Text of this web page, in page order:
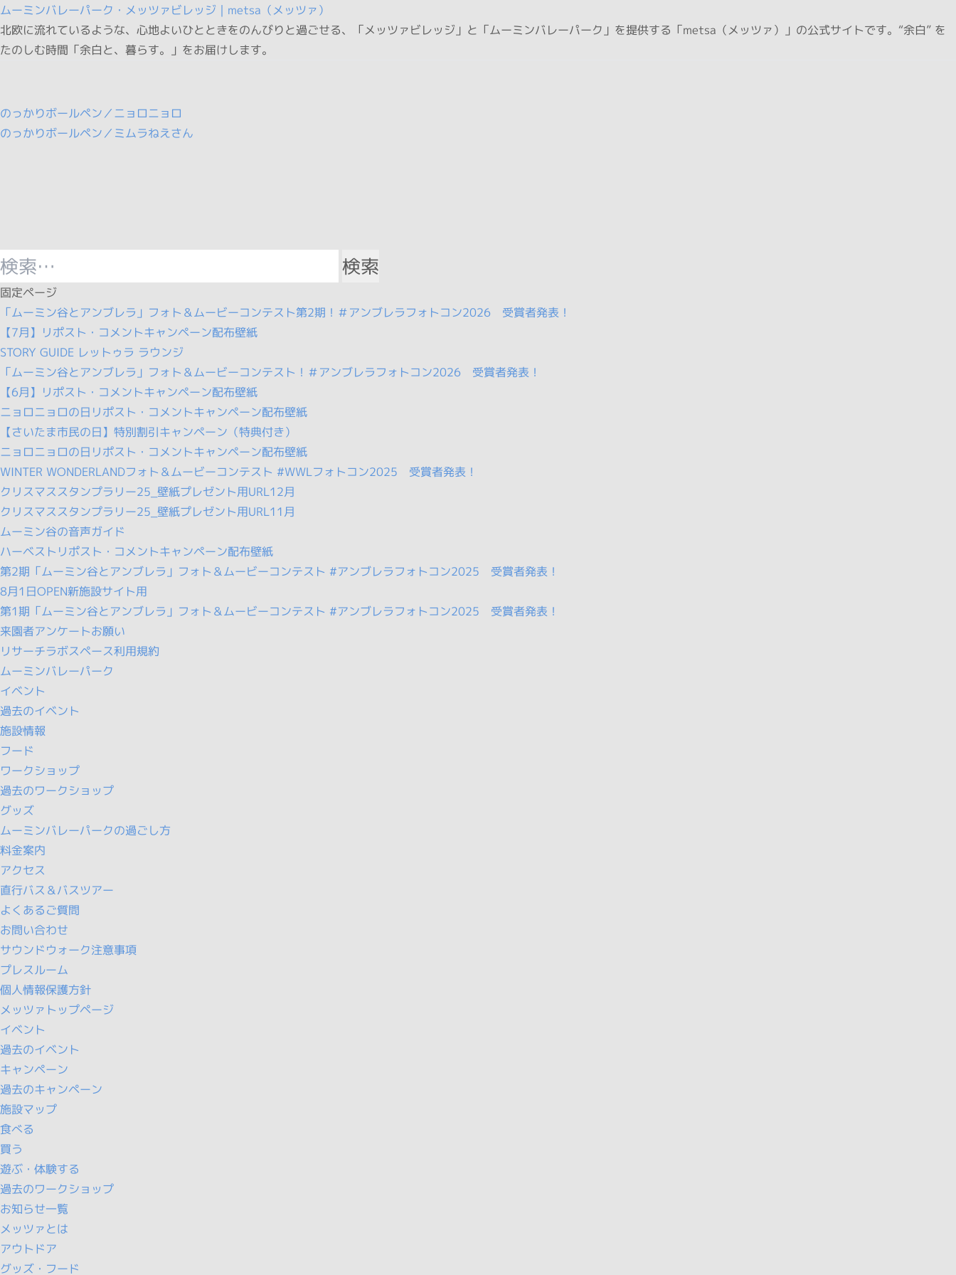
ムーミンバレーパーク・メッツァビレッジ｜metsa（メッツァ）
北欧に流れているような、心地よいひとときをのんびりと過ごせる、「メッツァビレッジ」と「ムーミンバレーパーク」を提供する「metsa（メッツァ）」の公式サイトです。“余白” を
たのしむ時間「余白と、暮らす。」をお届けします。
投
稿
ョ
ン
のっかりボールペン／ニョロニョロ
のっかりボールペン／ミムラねえさん
検
索
:固定ページ
「ムーミン谷とアンブレラ」フォト＆ムービーコンテスト第2期！＃アンブレラフォトコン2026 受賞者発表！
【7月】リポスト・コメントキャンペーン配布壁紙
STORY GUIDE レットゥラ ラウンジ
「ムーミン谷とアンブレラ」フォト＆ムービーコンテスト！＃アンブレラフォトコン2026 受賞者発表！
【6月】リポスト・コメントキャンペーン配布壁紙
ニョロニョロの日リポスト・コメントキャンペーン配布壁紙
【さいたま市民の日】特別割引キャンペーン（特典付き）
ニョロニョロの日リポスト・コメントキャンペーン配布壁紙
WINTER WONDERLANDフォト＆ムービーコンテスト #WWLフォトコン2025 受賞者発表！
クリスマススタンプラリー25_壁紙プレゼント用URL12月
クリスマススタンプラリー25_壁紙プレゼント用URL11月
ムーミン谷の音声ガイド
ハーベストリポスト・コメントキャンペーン配布壁紙
第2期「ムーミン谷とアンブレラ」フォト＆ムービーコンテスト #アンブレラフォトコン2025 受賞者発表！
8月1日OPEN新施設サイト用
第1期「ムーミン谷とアンブレラ」フォト＆ムービーコンテスト #アンブレラフォトコン2025 受賞者発表！
来園者アンケートお願い
リサーチラボスペース利用規約
ムーミンバレーパーク
イベント
過去のイベント
施設情報
フード
ワークショップ
過去のワークショップ
グッズ
ムーミンバレーパークの過ごし方
料金案内
アクセス
直行バス＆バスツアー
よくあるご質問
お問い合わせ
サウンドウォーク注意事項
プレスルーム
個人情報保護方針
メッツァトップページ
イベント
過去のイベント
キャンペーン
過去のキャンペーン
施設マップ
食べる
買う
遊ぶ・体験する
過去のワークショップ
お知らせ一覧
メッツァとは
アウトドア
グッズ・フード